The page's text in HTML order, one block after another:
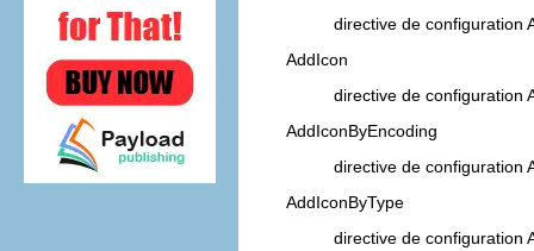
directive de configuration
AddIcon
directive de configuration
AddIconByEncoding
directive de configuration
AddIconByType
directive de configuration